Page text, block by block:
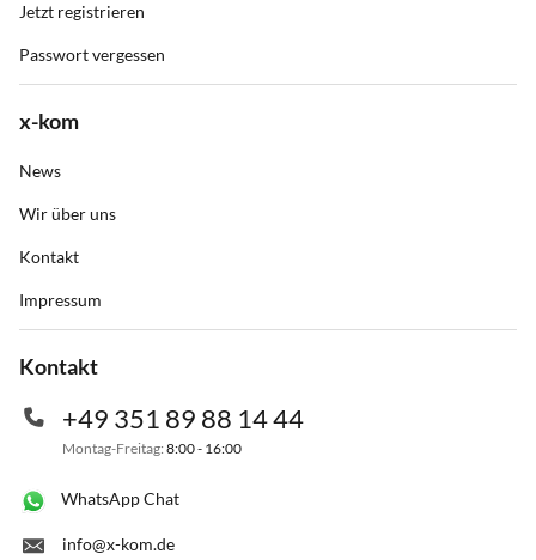
Jetzt registrieren
Passwort vergessen
x-kom
News
Wir über uns
Kontakt
Impressum
Kontakt
+49 351 89 88 14 44
Montag-Freitag: 8:00 - 16:00
WhatsApp Chat
info@x-kom.de